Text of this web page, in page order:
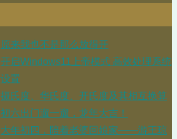
原来我也不是那么放得开
开启Windows11上帝模式 高效处理系统
设置
摄氏度、华氏度、开氏度及其相互换算
初六出门遛一遛，龙年大吉！
大年初四，陪着老婆回娘家——游王琼